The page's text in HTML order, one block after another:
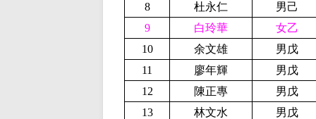
8
杜永仁
男己
9
白玲華
女乙
10
余文雄
男戊
11
廖年輝
男戊
12
陳正專
男戊
13
林文水
男戊